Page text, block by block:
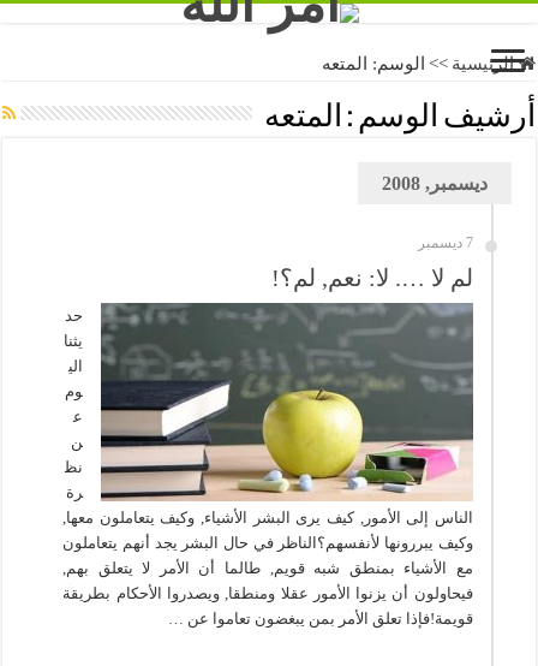
الرئيسية >> الوسم: المتعه
أرشيف الوسم : المتعه
ديسمبر, 2008
7 ديسمبر
لم لا …. لا: نعم, لم؟!
حد
يثنا
الي
وم
ع
ن
نظ
رة
الناس إلى الأمور, كيف يرى البشر الأشياء, وكيف يتعاملون معها,
وكيف يبررونها لأنفسهم؟الناظر في حال البشر يجد أنهم يتعاملون
مع الأشياء بمنطق شبه قويم, طالما أن الأمر لا يتعلق بهم,
فيحاولون أن يزنوا الأمور عقلا ومنطقا, ويصدروا الأحكام بطريقة
قويمة!فإذا تعلق الأمر بمن يبغضون تعاموا عن …